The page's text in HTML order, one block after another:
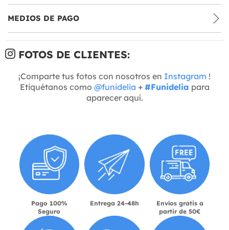
MEDIOS DE PAGO
FOTOS DE CLIENTES:
¡Comparte tus fotos con nosotros en Instagram !
Etiquétanos como @funidelia + #Funidelia para
aparecer aquí.
Pago 100%
Seguro
Entrega 24-48h
Envíos gratis a
partir de 50€